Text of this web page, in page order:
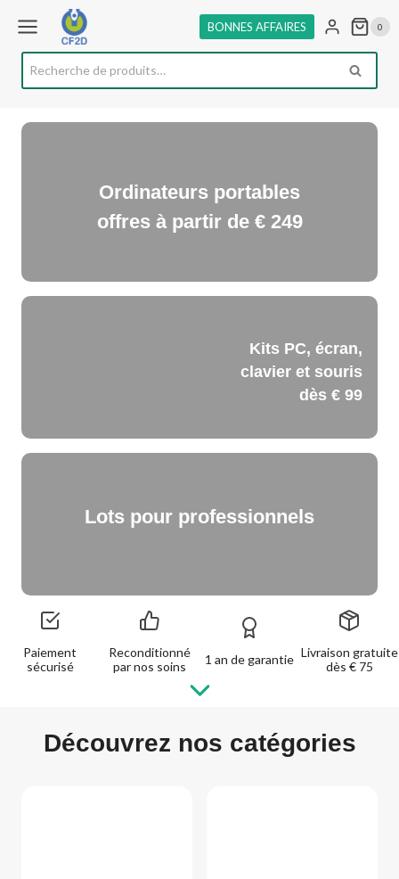
BONNES AFFAIRES 0
Recherche
pour :
Ordinateurs portables
offres à partir de € 249
Kits PC, écran,
clavier et souris
dès € 99
Lots pour professionnels
Paiement
sécurisé
Reconditionné
par nos soins
1 an de garantie Livraison gratuite
dès € 75
Découvrez nos catégories